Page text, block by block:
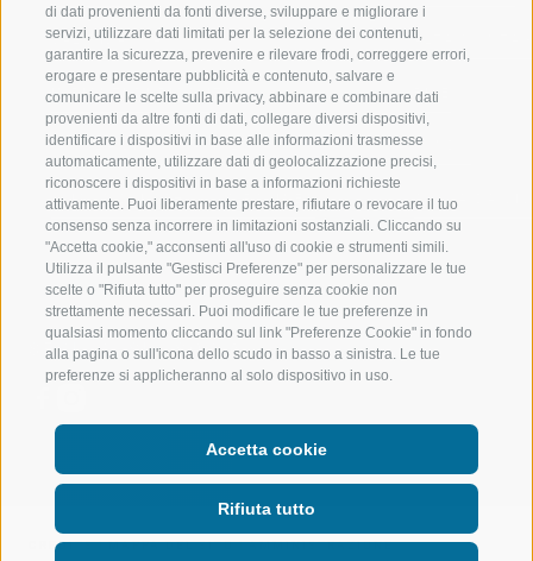
di dati provenienti da fonti diverse, sviluppare e migliorare i
servizi, utilizzare dati limitati per la selezione dei contenuti,
garantire la sicurezza, prevenire e rilevare frodi, correggere errori,
erogare e presentare pubblicità e contenuto, salvare e
comunicare le scelte sulla privacy, abbinare e combinare dati
provenienti da altre fonti di dati, collegare diversi dispositivi,
identificare i dispositivi in base alle informazioni trasmesse
automaticamente, utilizzare dati di geolocalizzazione precisi,
riconoscere i dispositivi in base a informazioni richieste
attivamente. Puoi liberamente prestare, rifiutare o revocare il tuo
consenso senza incorrere in limitazioni sostanziali. Cliccando su
"Accetta cookie," acconsenti all'uso di cookie e strumenti simili.
Utilizza il pulsante "Gestisci Preferenze" per personalizzare le tue
scelte o "Rifiuta tutto" per proseguire senza cookie non
strettamente necessari. Puoi modificare le tue preferenze in
qualsiasi momento cliccando sul link "Preferenze Cookie" in fondo
alla pagina o sull'icona dello scudo in basso a sinistra. Le tue
preferenze si applicheranno al solo dispositivo in uso.
Accetta cookie
Rifiuta tutto
VAL RIDANNA
IMPIANTI DI RISALITA
SCUOLA DI SCI RACINES
LUISL'S SKI SCHOOL A RACINES
ALTA
BIKE
FONDO
ACQUA DA
SEGUICI SUI SOCIAL
CREDITS |MAPPA DEL SITO |AMMINISTRAZIONE